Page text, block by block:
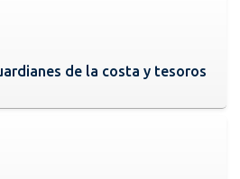
de la costa y tesoros